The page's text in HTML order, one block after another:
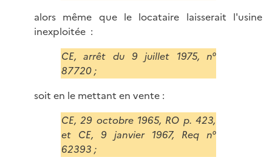
alors même que le locataire laisserait l'usine
inexploitée :
CE, arrêt du 9 juillet 1975, n°
87720 ;
soit en le mettant en vente :
CE, 29 octobre 1965, RO p. 423,
et CE, 9 janvier 1967, Req n°
62393 ;